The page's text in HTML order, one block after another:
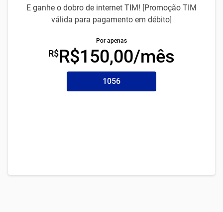
E ganhe o dobro de internet TIM! [Promoção TIM
válida para pagamento em débito]
Por apenas
R$R$150,00/mês
1056